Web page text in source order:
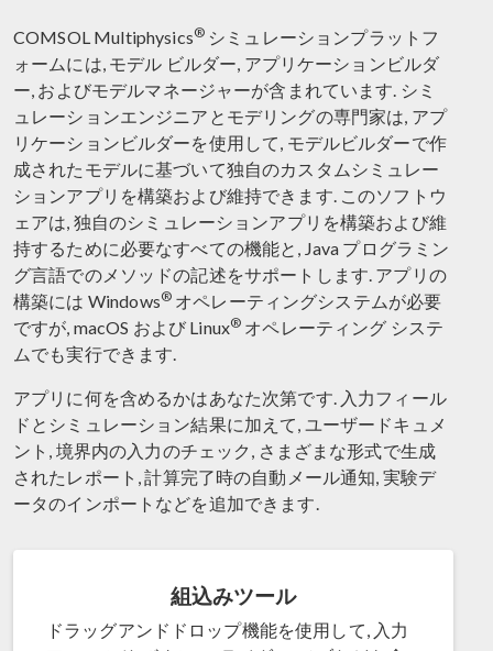
COMSOL Multiphysics® シミュレーションプラットフ
ォームには, モデル ビルダー, アプリケーションビルダ
ー, およびモデルマネージャーが含まれています. シミ
ュレーションエンジニアとモデリングの専門家は, アプ
リケーションビルダーを使用して, モデルビルダーで作
成されたモデルに基づいて独自のカスタムシミュレー
ションアプリを構築および維持できます. このソフトウ
ェアは, 独自のシミュレーションアプリを構築および維
持するために必要なすべての機能と, Java プログラミン
グ言語でのメソッドの記述をサポートします. アプリの
構築には Windows®オペレーティングシステムが必要
ですが, macOS および Linux® オペレーティング システ
ムでも実行できます.
アプリに何を含めるかはあなた次第です. 入力フィール
ドとシミュレーション結果に加えて, ユーザードキュメ
ント, 境界内の入力のチェック, さまざまな形式で生成
されたレポート, 計算完了時の自動メール通知, 実験デ
ータのインポートなどを追加できます.
組込みツール
ドラッグアンドドロップ機能を使用して, 入力